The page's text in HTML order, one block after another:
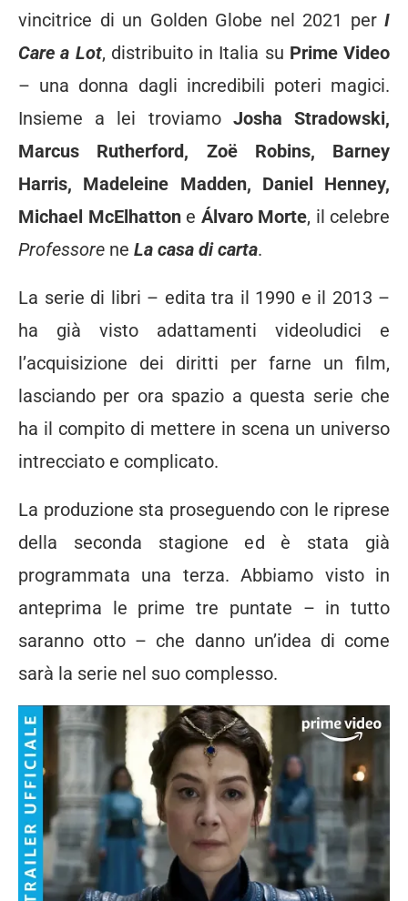
vincitrice di un Golden Globe nel 2021 per I
Care a Lot, distribuito in Italia su Prime Video
– una donna dagli incredibili poteri magici.
Insieme a lei troviamo Josha Stradowski,
Marcus Rutherford, Zoë Robins, Barney
Harris, Madeleine Madden, Daniel Henney,
Michael McElhatton e Álvaro Morte, il celebre
Professore ne La casa di carta.
La serie di libri – edita tra il 1990 e il 2013 –
ha già visto adattamenti videoludici e
l’acquisizione dei diritti per farne un film,
lasciando per ora spazio a questa serie che
ha il compito di mettere in scena un universo
intrecciato e complicato.
La produzione sta proseguendo con le riprese
della seconda stagione ed è stata già
programmata una terza. Abbiamo visto in
anteprima le prime tre puntate – in tutto
saranno otto – che danno un’idea di come
sarà la serie nel suo complesso.